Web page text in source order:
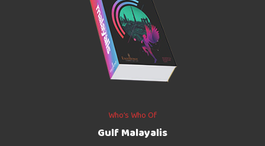
Who’s Who Of
Gulf Malayalis